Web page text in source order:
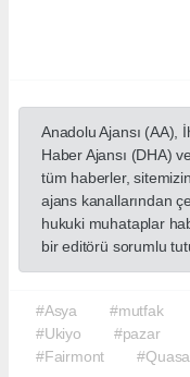
Anadolu Ajansı (AA),
Haber Ajansı (DHA)
tüm haberler,
ajans kanallarından
hukuki muhataplar
bir editörü sorumlu
#Asya #mutfak
#Ukiyo
#pazar
#Fairmont